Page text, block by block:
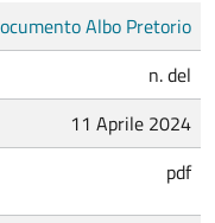
Albo Pretorio
n. del
11 Aprile 2024
pdf